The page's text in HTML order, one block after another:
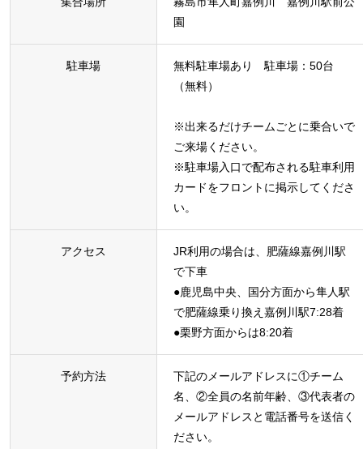
園
駐車場
無料駐車場あり 駐車場：50台
（無料）
※出来るだけチームごとに乗合いで
ご来場ください。
※駐車場入口で配布される駐車利用
カードをフロントに掲示してくださ
い。
アクセス
JR利用の場合は、肥薩線嘉例川駅
で下車
●鹿児島中央、国分方面から隼人駅
で肥薩線乗り換え嘉例川駅7:28着
●栗野方面からは8:20着
予約方法
下記のメールアドレスに①チーム
名、②全員の名前年齢、③代表者の
メールアドレスと電話番号を送信く
ださい。